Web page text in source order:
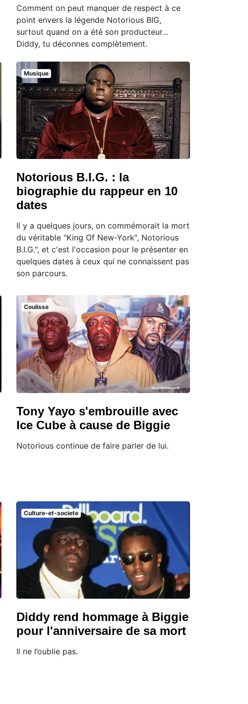
Comment on peut manquer de respect à ce
point envers la légende Notorious BIG,
surtout quand on a été son producteur...
Diddy, tu déconnes complètement.
Musique
Notorious B.I.G. : la
biographie du rappeur en 10
dates
Il y a quelques jours, on commémorait la mort
du véritable "King Of New-York", Notorious
B.I.G.", et c'est l'occasion pour le présenter en
quelques dates à ceux qui ne connaissent pas
son parcours.
Coulisse
Tony Yayo s'embrouille avec
Ice Cube à cause de Biggie
Notorious continue de faire parler de lui.
Culture-et-societe
Diddy rend hommage à Biggie
pour l'anniversaire de sa mort
Il ne l’oublie pas.